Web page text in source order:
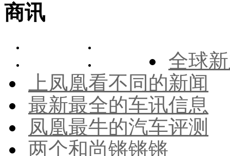
商讯
全球
上凤凰看不同的新闻
最新最全的车讯信息
凤凰最牛的汽车评测
两个和尚锵锵锵